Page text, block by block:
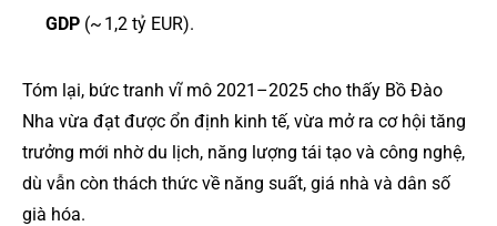
GDP(~ 1,2 tỷ EUR).
Tóm lại, bức tranh vĩ mô 2021–2025 cho thấy Bồ Đào
Nha vừa đạt được ổn định kinh tế, vừa mở ra cơ hội tăng
trưởng mới nhờ du lịch, năng lượng tái tạo và công nghệ,
dù vẫn còn thách thức về năng suất, giá nhà và dân số
già hóa.